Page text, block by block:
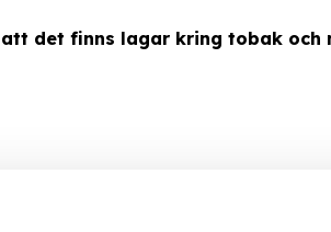
det finns lagar kring tobak och